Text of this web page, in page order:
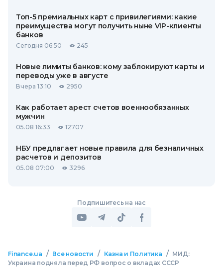
Топ-5 премиальных карт с привилегиями: какие
преимущества могут получить ныне VIP-клиенты
банков
Сегодня 06:50 245
Новые лимиты банков: кому заблокируют карты и
переводы уже в августе
Вчера 13:10 2950
Как работает арест счетов военнообязанных
мужчин
05.08 16:33 12707
НБУ предлагает новые правила для безналичных
расчетов и депозитов
05.08 07:00 3296
Подпишитесь на нас
Finance.ua / Все новости / Казна и Политика / МИД:
Украина подняла перед РФ вопрос о вкладах СССР